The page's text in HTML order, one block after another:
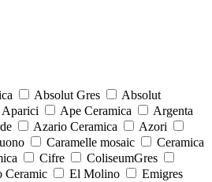
Absolut Gres
Absolut
Aparici Ape Ceramica
Argenta
Azario Ceramica
Azori
Caramelle mosaic
Ceramica
Cifre
ColiseumGres
Ceramic El Molino
Emigres